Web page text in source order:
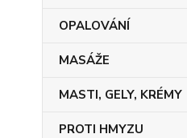
OPALOVÁNÍ
MASÁŽE
MASTI, GELY, KRÉMY
PROTI HMYZU